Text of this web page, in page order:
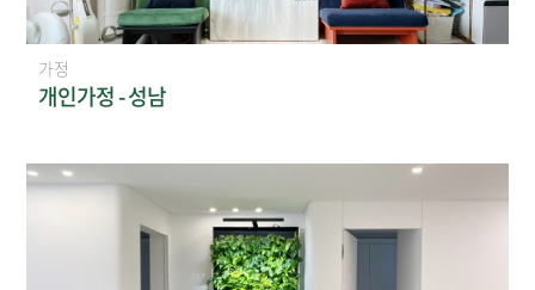
가정
개인가정 - 성남